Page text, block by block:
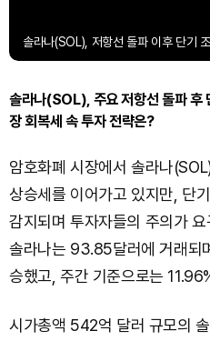
솔라나(SOL), 저항선 돌파 이후 단기
솔라나(SOL), 주요 저항선 돌파 후
장 회복세 속 투자 전략은?
암호화폐 시장에서 솔라나
상승세를 이어가고 있지만, 단
감지되며 투자자들의 주의가
솔라나는 93.85달러에 거래되
승했고, 주간 기준으로는
시가총액 542억 달러 규모의